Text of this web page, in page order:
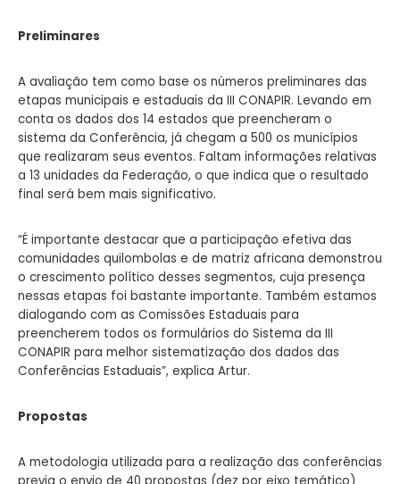
Preliminares
A avaliação tem como base os números preliminares das
etapas municipais e estaduais da III CONAPIR. Levando em
conta os dados dos 14 estados que preencheram o
sistema da Conferência, já chegam a 500 os municípios
que realizaram seus eventos. Faltam informações relativas
a 13 unidades da Federação, o que indica que o resultado
final será bem mais significativo.
“É importante destacar que a participação efetiva das
comunidades quilombolas e de matriz africana demonstrou
o crescimento político desses segmentos, cuja presença
nessas etapas foi bastante importante. Também estamos
dialogando com as Comissões Estaduais para
preencherem todos os formulários do Sistema da III
CONAPIR para melhor sistematização dos dados das
Conferências Estaduais”, explica Artur.
Propostas
A metodologia utilizada para a realização das conferências
previa o envio de 40 propostas (dez por eixo temático)